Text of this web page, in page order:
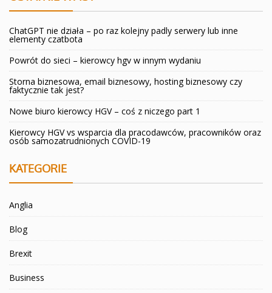
ChatGPT nie działa – po raz kolejny padly serwery lub inne
elementy czatbota
Powrót do sieci – kierowcy hgv w innym wydaniu
Storna biznesowa, email biznesowy, hosting biznesowy czy
faktycznie tak jest?
Nowe biuro kierowcy HGV – coś z niczego part 1
Kierowcy HGV vs wsparcia dla pracodawców, pracowników oraz
osób samozatrudnionych COVID-19
KATEGORIE
Anglia
Blog
Brexit
Business